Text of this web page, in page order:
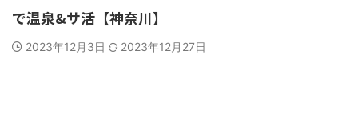
で温泉&サ活【神奈川】
2023年12月3日 2023年12月27日